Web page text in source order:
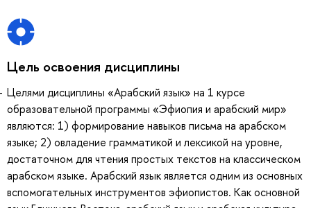
Цель освоения дисциплины
Целями дисциплины «Арабский язык» на 1 курсе
образовательной программы «Эфиопия и арабский мир»
являются: 1) формирование навыков письма на арабском
языке; 2) овладение грамматикой и лексикой на уровне,
достаточном для чтения простых текстов на классическом
арабском языке. Арабский язык является одним из основных
вспомогательных инструментов эфиопистов. Как основной